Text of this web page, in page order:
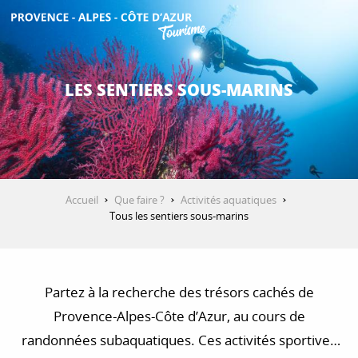
Aller
contenu
principal
DÉCOUVRIR
QUE FAIRE ?
SÉJOURNER
LES SENTIERS SOUS-MARINS
Accueil Que faire ?
Activités aquatiques
Tous les sentiers sous-marins
Partez à la recherche des trésors cachés de
Provence-Alpes-Côte d’Azur, au cours de
randonnées subaquatiques. Ces activités sportives